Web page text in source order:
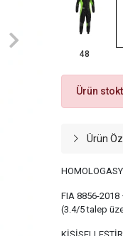
48
Ürün
Ürün
FIA 8856-
(3.4/5 talep